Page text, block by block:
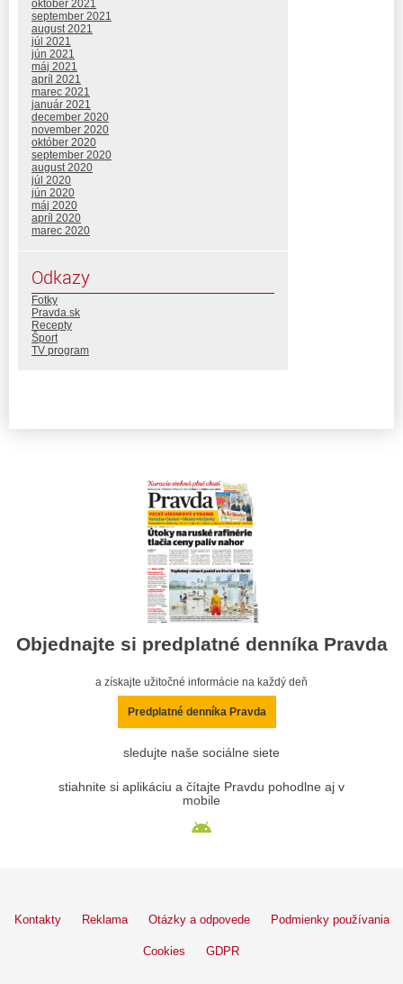
október 2021
september 2021
august 2021
júl 2021
jún 2021
máj 2021
apríl 2021
marec 2021
január 2021
december 2020
november 2020
október 2020
september 2020
august 2020
júl 2020
jún 2020
máj 2020
apríl 2020
marec 2020
Odkazy
Fotky
Pravda.sk
Recepty
Šport
TV program
Objednajte si predplatné denníka Pravda
a získajte užitočné informácie na každý deň
Predplatné denníka Pravda
sledujte naše sociálne siete
stiahnite si aplikáciu a čítajte Pravdu pohodlne aj v
mobile
Kontakty Reklama Otázky a odpovede Podmienky používania
Cookies GDPR